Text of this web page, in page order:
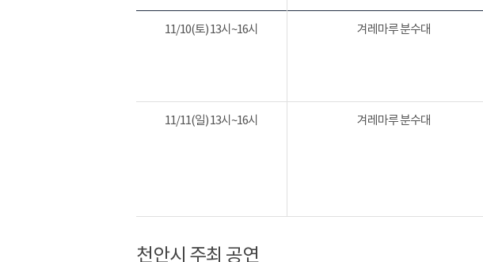
11/10(토) 13시~16시 겨레마루 분수대
11/11(일) 13시~16시 겨레마루 분수대
천안시 주최 공연